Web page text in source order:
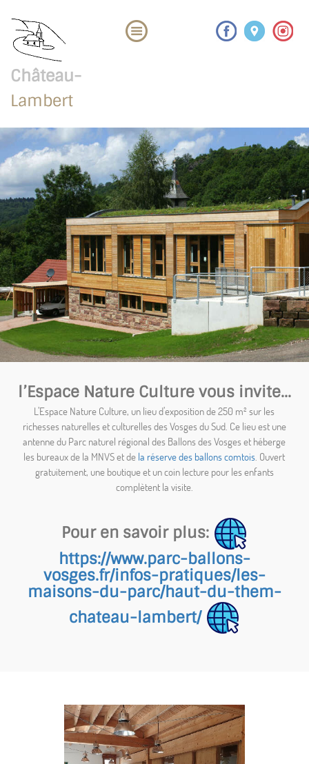
Château-
Lambert
l’Espace Nature Culture vous invite...
L’Espace Nature Culture, un lieu d’exposition de 250 m² sur les
richesses naturelles et culturelles des Vosges du Sud. Ce lieu est une
antenne du Parc naturel régional des Ballons des Vosges et héberge
les bureaux de la MNVS et de la réserve des ballons comtois. Ouvert
gratuitement, une boutique et un coin lecture pour les enfants
complètent la visite.
Pour en savoir plus:
https://www.parc-ballons-
vosges.fr/infos-pratiques/les-
maisons-du-parc/haut-du-them-
chateau-lambert/